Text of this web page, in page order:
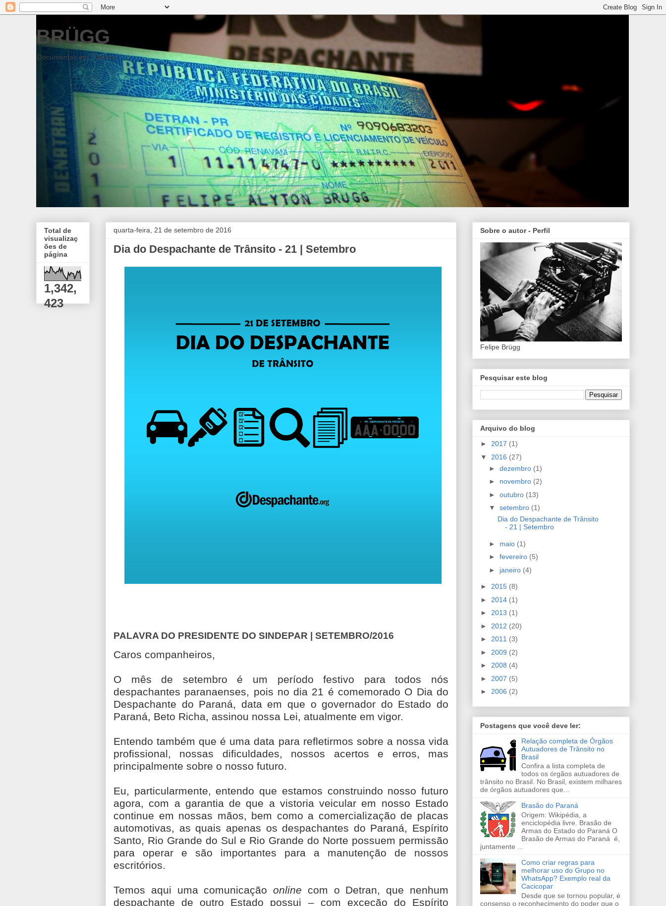
BRÜGG
Documentos em Trânsito
quarta-feira, 21 de setembro de 2016
Dia do Despachante de Trânsito - 21 | Setembro
PALAVRA DO PRESIDENTE DO SINDEPAR | SETEMBRO/2016
Caros companheiros,
O mês de setembro é um período festivo para todos nós
despachantes paranaenses, pois no dia 21 é comemorado O Dia do
Despachante do Paraná, data em que o governador do Estado do
Paraná, Beto Richa, assinou nossa Lei, atualmente em vigor.
Entendo também que é uma data para refletirmos sobre a nossa vida
profissional, nossas dificuldades, nossos acertos e erros, mas
principalmente sobre o nosso futuro.
Eu, particularmente, entendo que estamos construindo nosso futuro
agora, com a garantia de que a vistoria veicular em nosso Estado
continue em nossas mãos, bem como a comercialização de placas
automotivas, as quais apenas os despachantes do Paraná, Espírito
Santo, Rio Grande do Sul e Rio Grande do Norte possuem permissão
para operar e são importantes para a manutenção de nossos
escritórios.
Temos aqui uma comunicação online com o Detran, que nenhum
despachante de outro Estado possui – com exceção do Espírito
Total de
visualizaç
ões de
página
1,342,
423
Sobre o autor - Perfil
Felipe Brügg
Pesquisar este blog
Arquivo do blog
► 2017 (1)
▼ 2016 (27)
► dezembro (1)
► novembro (2)
► outubro (13)
▼ setembro (1)
Dia do Despachante de Trânsito
- 21 | Setembro
► maio (1)
► fevereiro (5)
► janeiro (4)
► 2015 (8)
► 2014 (1)
► 2013 (1)
► 2012 (20)
► 2011 (3)
► 2009 (2)
► 2008 (4)
► 2007 (5)
► 2006 (2)
Postagens que você deve ler:
Relação completa de Órgãos
Autuadores de Trânsito no
Brasil
Confira a lista completa de
todos os órgãos autuadores de
trânsito no Brasil. No Brasil, existem milhares
de órgãos autuadores que...
Brasão do Paraná
Origem: Wikipédia, a
enciclopédia livre. Brasão de
Armas do Estado do Paraná O
Brasão de Armas do Paraná é,
juntamente ...
Como criar regras para
melhorar uso do Grupo no
WhatsApp? Exemplo real da
Cacicopar
Desde que se tornou popular, é
consenso o reconhecimento do poder que o